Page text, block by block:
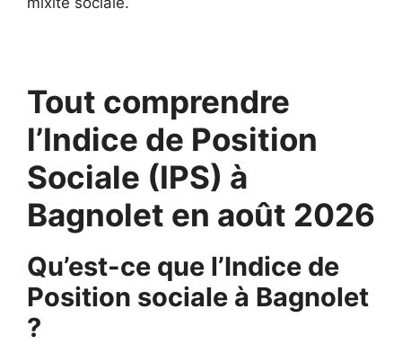
Tout comprendre
l’Indice de Position
Sociale (IPS) à
Bagnolet en août 2026
Qu’est-ce que l’Indice de
Position sociale à Bagnolet
?